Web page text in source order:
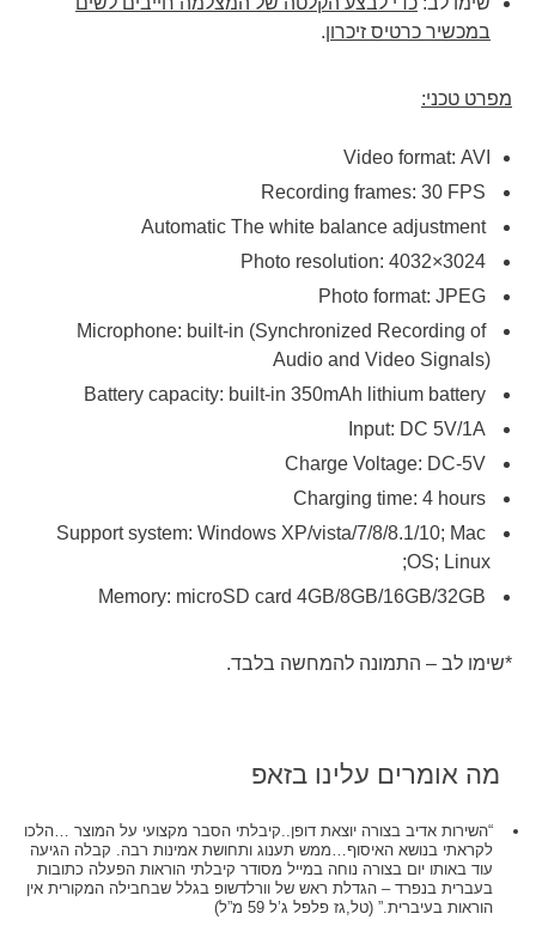
במכשיר כרטיס זיכרון.
מפרט טכני:
Video format: AVI
FPS
Automatic The white balance adjustment
JPEG
Microphone: built-in (Synchronized Recording of
Audio and Video Signals)
Support system: Windows XP/vista/7/8/8.1/10; Mac
OS; Linux;
*שימו לב – התמונה להמחשה בלבד.
מה אומרים עלינו בזאפ
“השירות אדיב בצורה יוצאת דופן..קיבלתי הסבר מקצועי על המוצר …הלכו
לקראתי בנושא האיסוף…ממש תענוג ותחושת אמינות רבה. קבלה הגיעה
עוד באותו יום בצורה נוחה במייל מסודר קיבלתי הוראות הפעלה כתובות
בעברית בנפרד – הגדלת ראש של וורלדשופ בגלל שבחבילה המקורית אין
הוראות בעיברית.” (טל,גז פלפל ג’ל 59 מ”ל)